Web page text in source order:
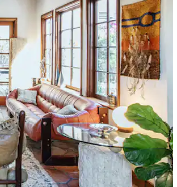
はスワイプして検索結果を確認することができます。